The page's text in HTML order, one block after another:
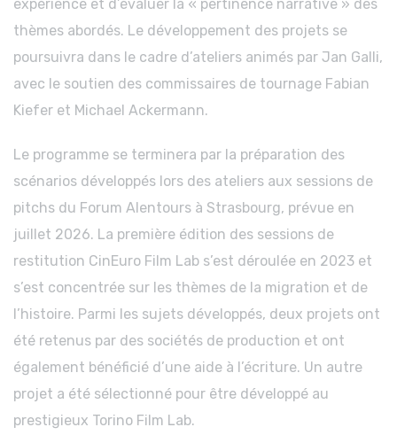
expérience et d’évaluer la « pertinence narrative » des
thèmes abordés. Le développement des projets se
poursuivra dans le cadre d’ateliers animés par Jan Galli,
avec le soutien des commissaires de tournage Fabian
Kiefer et Michael Ackermann.
Le programme se terminera par la préparation des
scénarios développés lors des ateliers aux sessions de
pitchs du Forum Alentours à Strasbourg, prévue en
juillet 2026. La première édition des sessions de
restitution CinEuro Film Lab s’est déroulée en 2023 et
s’est concentrée sur les thèmes de la migration et de
l’histoire. Parmi les sujets développés, deux projets ont
été retenus par des sociétés de production et ont
également bénéficié d’une aide à l’écriture. Un autre
projet a été sélectionné pour être développé au
prestigieux Torino Film Lab.